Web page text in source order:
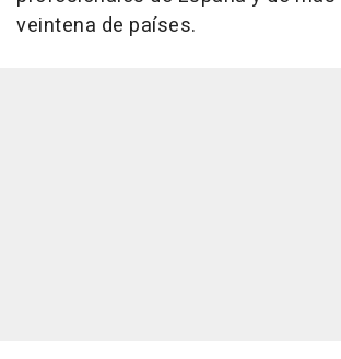
veintena de países.